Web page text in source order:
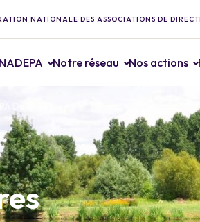
NATIONALE DES ASSOCIATIONS DE
Notre réseau Nos actions